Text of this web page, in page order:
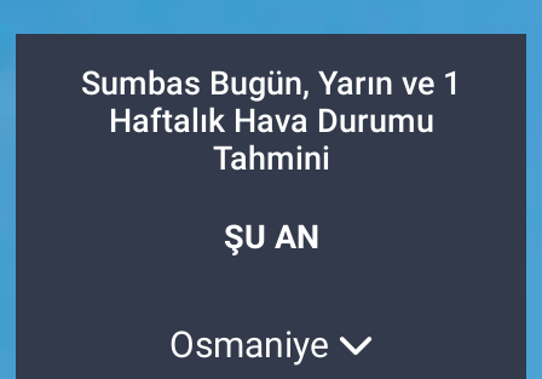
Sumbas Bugün, Yarın ve 1
Haftalık Hava Durumu
Tahmini
ŞU AN
Osmaniye
Kültür & Sanat
Video Galeri
Tüm Manşetler
Son Dakika Haberleri